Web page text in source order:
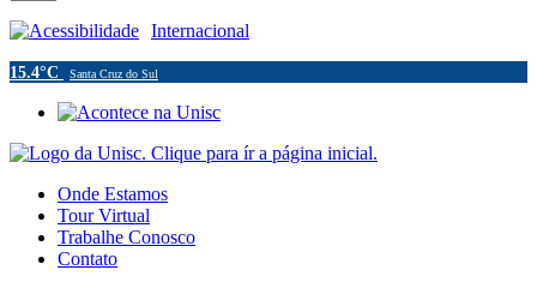
Acessibilidade Internacional
15.4°C Santa Cruz do Sul
Onde Estamos
Tour Virtual
Trabalhe Conosco
Contato